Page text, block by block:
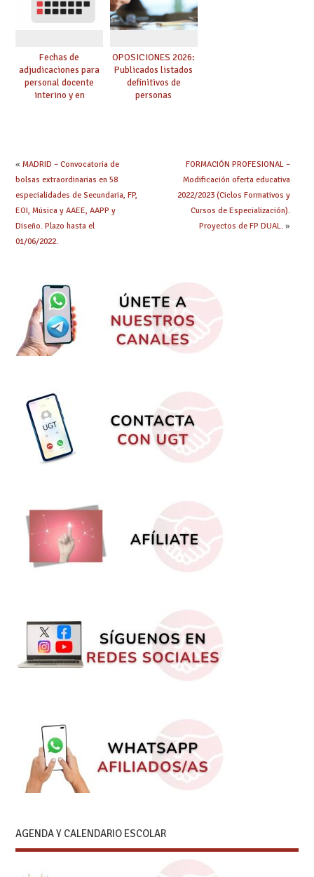
Fechas de
adjudicaciones para
personal docente
interino y en
OPOSICIONES 2026:
Publicados listados
definitivos de
personas
« MADRID – Convocatoria de
bolsas extraordinarias en 58
especialidades de Secundaria, FP,
EOI, Música y AAEE, AAPP y
Diseño. Plazo hasta el
01/06/2022.
FORMACIÓN PROFESIONAL –
Modificación oferta educativa
2022/2023 (Ciclos Formativos y
Cursos de Especialización).
Proyectos de FP DUAL.»
AGENDA Y CALENDARIO ESCOLAR